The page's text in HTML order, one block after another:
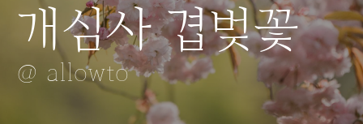
개심사 겹벚꽃
@ allowto
나무들 사이로
@ allowto
커피숍
@ allowto
벚꽃 그림자
@ allowto
소품들
@ allowto